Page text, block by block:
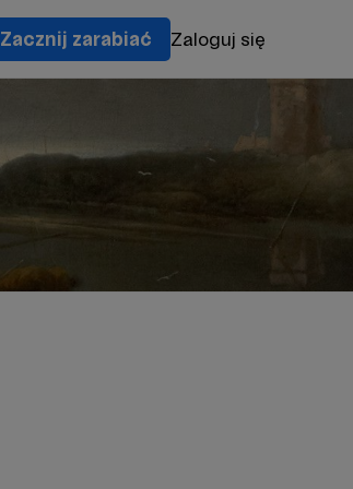
Zacznij zarabiać Zaloguj się